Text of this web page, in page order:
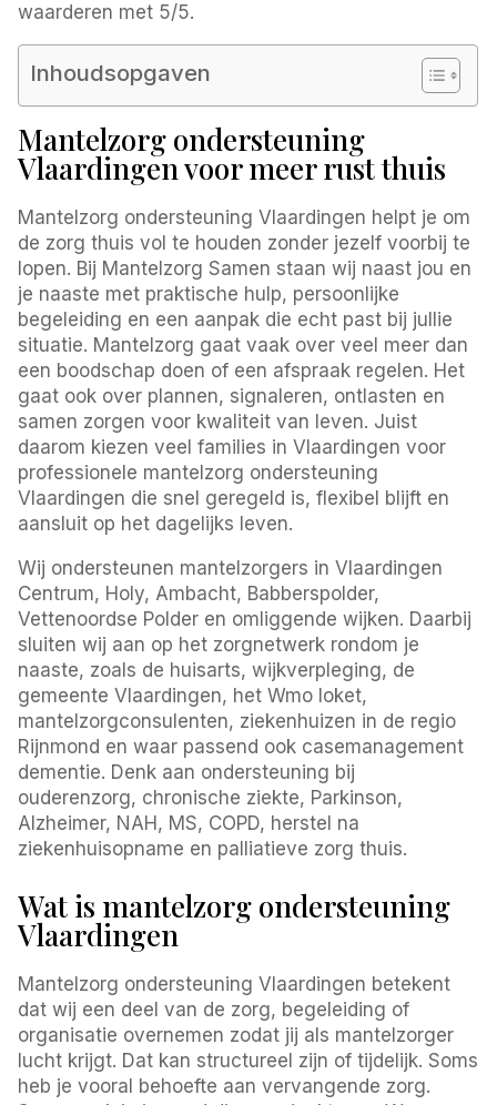
waarderen met 5/5.
Inhoudsopgaven
Mantelzorg ondersteuning
Vlaardingen voor meer rust thuis
Mantelzorg ondersteuning Vlaardingen helpt je om
de zorg thuis vol te houden zonder jezelf voorbij te
lopen. Bij Mantelzorg Samen staan wij naast jou en
je naaste met praktische hulp, persoonlijke
begeleiding en een aanpak die echt past bij jullie
situatie. Mantelzorg gaat vaak over veel meer dan
een boodschap doen of een afspraak regelen. Het
gaat ook over plannen, signaleren, ontlasten en
samen zorgen voor kwaliteit van leven. Juist
daarom kiezen veel families in Vlaardingen voor
professionele mantelzorg ondersteuning
Vlaardingen die snel geregeld is, flexibel blijft en
aansluit op het dagelijks leven.
Wij ondersteunen mantelzorgers in Vlaardingen
Centrum, Holy, Ambacht, Babberspolder,
Vettenoordse Polder en omliggende wijken. Daarbij
sluiten wij aan op het zorgnetwerk rondom je
naaste, zoals de huisarts, wijkverpleging, de
gemeente Vlaardingen, het Wmo loket,
mantelzorgconsulenten, ziekenhuizen in de regio
Rijnmond en waar passend ook casemanagement
dementie. Denk aan ondersteuning bij
ouderenzorg, chronische ziekte, Parkinson,
Alzheimer, NAH, MS, COPD, herstel na
ziekenhuisopname en palliatieve zorg thuis.
Wat is mantelzorg ondersteuning
Vlaardingen
Mantelzorg ondersteuning Vlaardingen betekent
dat wij een deel van de zorg, begeleiding of
organisatie overnemen zodat jij als mantelzorger
lucht krijgt. Dat kan structureel zijn of tijdelijk. Soms
heb je vooral behoefte aan vervangende zorg.